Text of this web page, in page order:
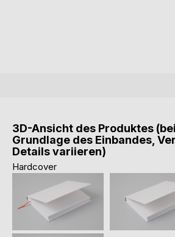
3D-Ansicht des Produktes
Grundlage des Einbandes,
Details variieren)
Hardcover